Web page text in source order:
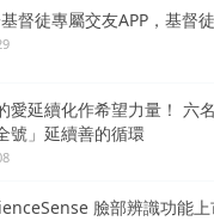
督徒專屬交友APP，基督
愛延續化作希望力量！ 六
號」延續善的循環
臉部辨識功能上